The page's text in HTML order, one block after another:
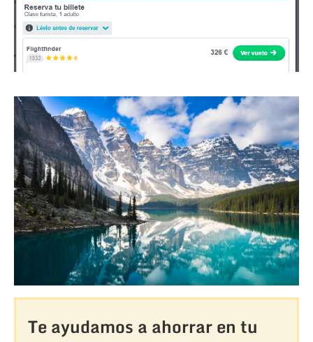
Te ayudamos a ahorrar en tu